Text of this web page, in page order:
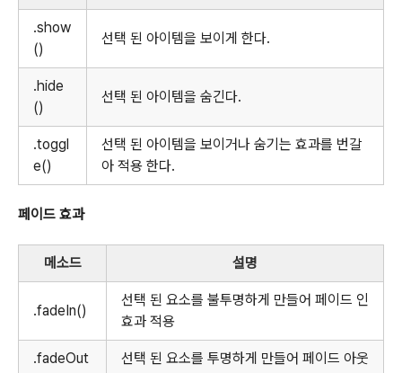
.show
()
선택 된 아이템을 보이게 한다.
.hide
()
선택 된 아이템을 숨긴다.
.toggl
e()
선택 된 아이템을 보이거나 숨기는 효과를 번갈
아 적용 한다.
페이드 효과
메소드 설명
.fadeIn()
선택 된 요소를 불투명하게 만들어 페이드 인
효과 적용
.fadeOut
선택 된 요소를 투명하게 만들어 페이드 아웃